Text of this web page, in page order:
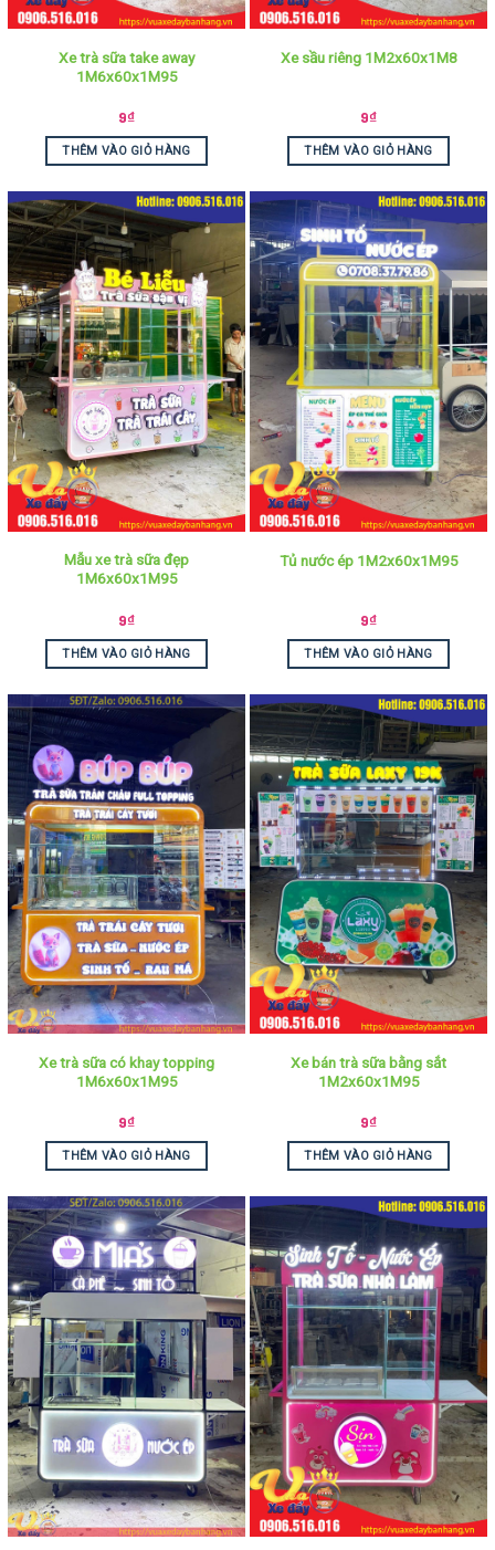
Xe trà sữa take away
1M6x60x1M95
9₫
THÊM VÀO GIỎ HÀNG
Xe sầu riêng 1M2x60x1M8
9₫
THÊM VÀO GIỎ HÀNG
Mẫu xe trà sữa đẹp
1M6x60x1M95
9₫
THÊM VÀO GIỎ HÀNG
Tủ nước ép 1M2x60x1M95
9₫
THÊM VÀO GIỎ HÀNG
Xe trà sữa có khay topping
1M6x60x1M95
9₫
THÊM VÀO GIỎ HÀNG
Xe bán trà sữa bằng sắt
1M2x60x1M95
9₫
THÊM VÀO GIỎ HÀNG